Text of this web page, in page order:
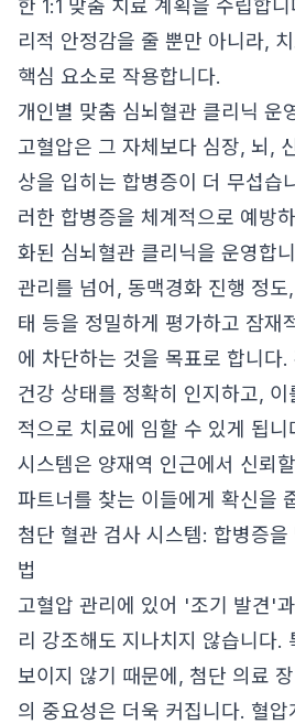
한 1:1 맞춤 치료 계획을 수립합
리적 안정감을 줄 뿐만 아니라,
핵심 요소로 작용합니다.
개인별 맞춤 심뇌혈관 클리닉 운
고혈압은 그 자체보다 심장, 뇌,
상을 입히는 합병증이 더 무섭습
러한 합병증을 체계적으로 예방
화된 심뇌혈관 클리닉을 운영합
관리를 넘어, 동맥경화 진행 정
태 등을 정밀하게 평가하고 잠재
에 차단하는 것을 목표로 합니다
건강 상태를 정확히 인지하고,
적으로 치료에 임할 수 있게 됩니
시스템은 양재역 인근에서 신뢰
파트너를 찾는 이들에게 확신을
첨단 혈관 검사 시스템: 합병증
법
고혈압 관리에 있어 '조기 발견'
리 강조해도 지나치지 않습니다.
보이지 않기 때문에, 첨단 의료
의 중요성은 더욱 커집니다. 혈